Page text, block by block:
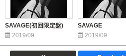
SAVAGE(初回限定盤)
2019/09
SAVAGE
2019/09